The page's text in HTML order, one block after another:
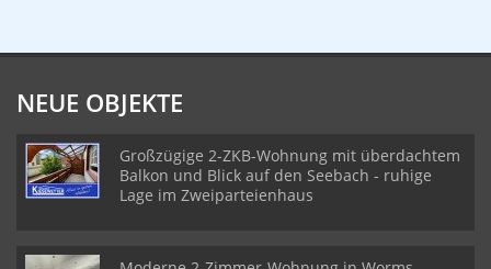
NEUE OBJEKTE
Großzügige 2-ZKB-Wohnung mit überdachtem
Balkon und Blick auf den Seebach - ruhige
Lage im Zweiparteienhaus